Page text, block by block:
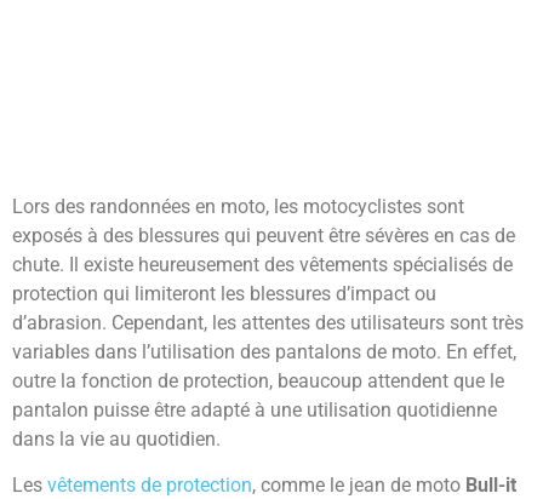
Lors des randonnées en moto, les motocyclistes sont
exposés à des blessures qui peuvent être sévères en cas de
chute. Il existe heureusement des vêtements spécialisés de
protection qui limiteront les blessures d’impact ou
d’abrasion. Cependant, les attentes des utilisateurs sont très
variables dans l’utilisation des pantalons de moto. En effet,
outre la fonction de protection, beaucoup attendent que le
pantalon puisse être adapté à une utilisation quotidienne
dans la vie au quotidien.
Les vêtements de protection, comme le jean de moto Bull-it